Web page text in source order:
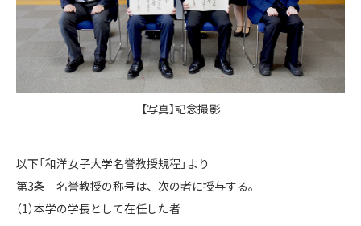
【写真】記念撮影
以下「和洋女子大学名誉教授規程」より
第3条 名誉教授の称号は、次の者に授与する。
（1）本学の学長として在任した者